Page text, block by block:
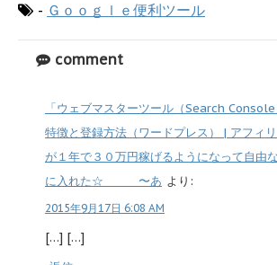
- Ｇｏｏｇｌｅ便利ツール
comment
「ウェブマスターツール（Search
特徴と登録方法（ワードプレス） | アフィ
が１年で３０万円稼げるようになって自由
に入れた☆ 〜あ より:
2015年9月17日 6:08 AM
[…] […]